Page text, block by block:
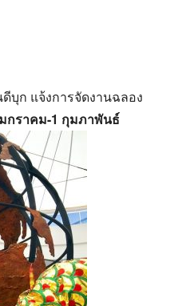
ดีบุก แจ้งการจัดงานฉลอง
กราคม-1 กุมภาพันธ์